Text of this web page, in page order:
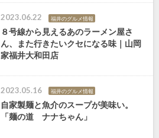
2023.06.22 福井のグルメ情報
８号線から見えるあのラーメン屋さ
ん、また行きたいクセになる味｜山岡
家福井大和田店
2023.05.16 福井のグルメ情報
自家製麺と魚介のスープが美味い。
「麺の道 ナナちゃん」